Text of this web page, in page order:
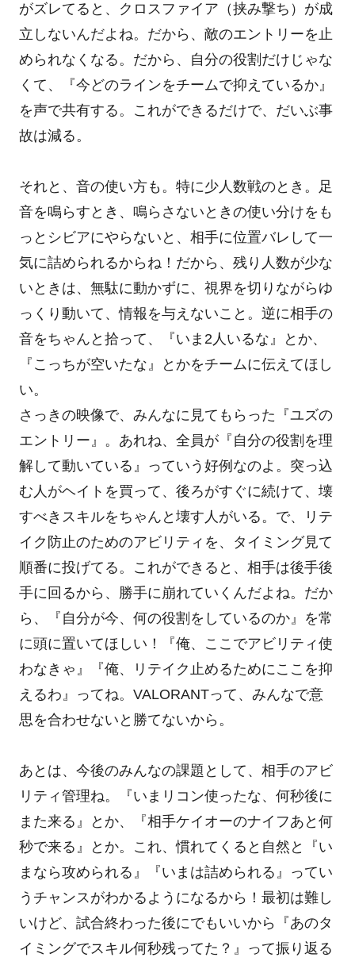
がズレてると、クロスファイア（挟み撃ち）が成
立しないんだよね。だから、敵のエントリーを止
められなくなる。だから、自分の役割だけじゃな
くて、『今どのラインをチームで抑えているか』
を声で共有する。これができるだけで、だいぶ事
故は減る。
それと、音の使い方も。特に少人数戦のとき。足
音を鳴らすとき、鳴らさないときの使い分けをも
っとシビアにやらないと、相手に位置バレして一
気に詰められるからね！だから、残り人数が少な
いときは、無駄に動かずに、視界を切りながらゆ
っくり動いて、情報を与えないこと。逆に相手の
音をちゃんと拾って、『いま2人いるな』とか、
『こっちが空いたな』とかをチームに伝えてほし
い。
さっきの映像で、みんなに見てもらった『ユズの
エントリー』。あれね、全員が『自分の役割を理
解して動いている』っていう好例なのよ。突っ込
む人がヘイトを買って、後ろがすぐに続けて、壊
すべきスキルをちゃんと壊す人がいる。で、リテ
イク防止のためのアビリティを、タイミング見て
順番に投げてる。これができると、相手は後手後
手に回るから、勝手に崩れていくんだよね。だか
ら、『自分が今、何の役割をしているのか』を常
に頭に置いてほしい！『俺、ここでアビリティ使
わなきゃ』『俺、リテイク止めるためにここを抑
えるわ』ってね。VALORANTって、みんなで意
思を合わせないと勝てないから。
あとは、今後のみんなの課題として、相手のアビ
リティ管理ね。『いまリコン使ったな、何秒後に
また来る』とか、『相手ケイオーのナイフあと何
秒で来る』とか。これ、慣れてくると自然と『い
まなら攻められる』『いまは詰められる』ってい
うチャンスがわかるようになるから！最初は難し
いけど、試合終わった後にでもいいから『あのタ
イミングでスキル何秒残ってた？』って振り返る